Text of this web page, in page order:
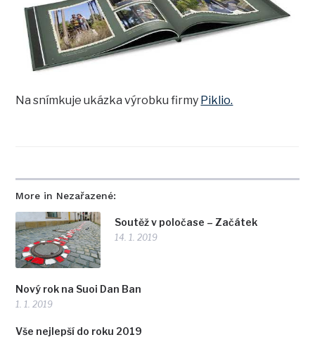
More in Nezařazené:
Soutěž v poločase – Začátek
14. 1. 2019
Nový rok na Suoi Dan Ban
1. 1. 2019
Vše nejlepší do roku 2019
Na snímkuje ukázka výrobku firmy Piklio.